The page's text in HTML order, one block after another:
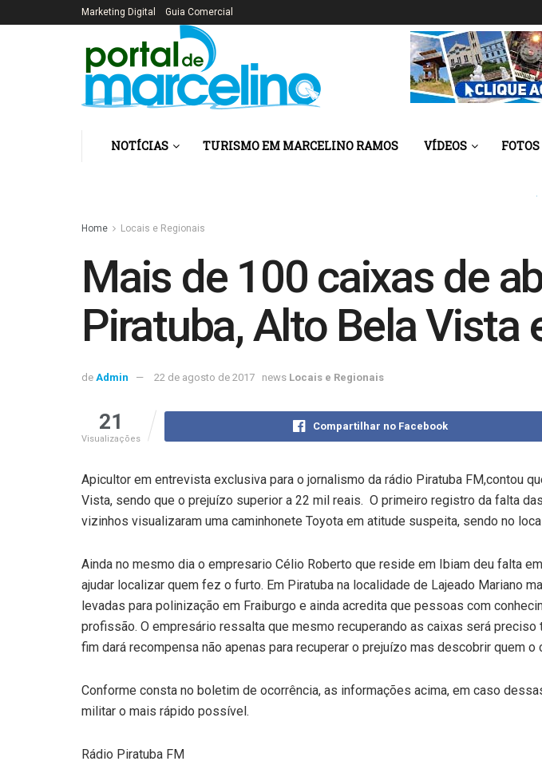
Marketing Digital Guia Comercial
NOTÍCIAS TURISMO EM MARCELINO RAMOS VÍDEOS FOTOS
Home Locais e Regionais
Mais de 100 caixas de
Piratuba, Alto Bela Vista
de Admin 22 de agosto de 2017 news Locais e Regionais
21
Visualizações
Compartilhar no Facebook
Apicultor em entrevista exclusiva para o jornalismo da rádio Piratuba FM,contou
Vista, sendo que o prejuízo superior a 22 mil reais. O primeiro registro da falta
vizinhos visualizaram uma caminhonete Toyota em atitude suspeita, sendo no
Ainda no mesmo dia o empresario Célio Roberto que reside em Ibiam deu falta
ajudar localizar quem fez o furto. Em Piratuba na localidade de Lajeado Mariano
levadas para polinização em Fraiburgo e ainda acredita que pessoas com
profissão. O empresário ressalta que mesmo recuperando as caixas será
fim dará recompensa não apenas para recuperar o prejuízo mas descobrir quem o
Conforme consta no boletim de ocorrência, as informações acima, em caso
militar o mais rápido possível.
Rádio Piratuba FM